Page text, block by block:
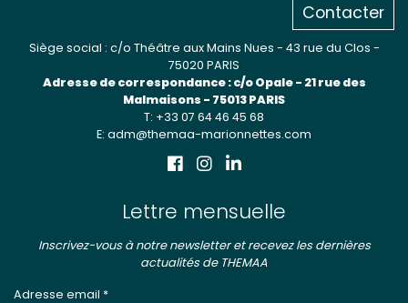
Contacter
Siège social : c/o Théâtre aux Mains Nues - 43 rue du Clos -
75020 PARIS
Adresse de correspondance : c/o Opale - 21 rue des
Malmaisons - 75013 PARIS
T: +33 07 64 46 45 68
E: adm@themaa-marionnettes.com
Lettre mensuelle
Inscrivez-vous à notre newsletter et recevez les dernières
actualités de THEMAA
Adresse email *